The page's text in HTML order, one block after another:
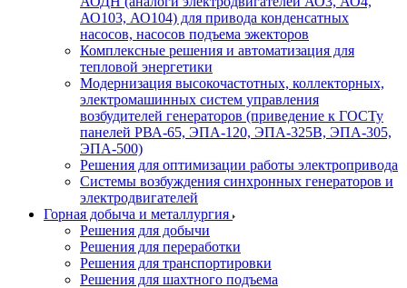
АО103, АО104) для привода конденсатных
насосов, насосов подъема эжекторов
Комплексные решения и автоматизация для
тепловой энергетики
Модернизация высокочастотных, коллекторных,
электромашинных систем управления
возбудителей генераторов (приведение к ГОСТу
панелей РВА-65, ЭПА-120, ЭПА-325В, ЭПА-305,
ЭПА-500)
Решения для оптимизации работы электропривода
Системы возбуждения синхронных генераторов и
электродвигателей
Горная добыча и металлургия
Решения для добычи
Решения для переработки
Решения для транспортировки
Решения для шахтного подъема